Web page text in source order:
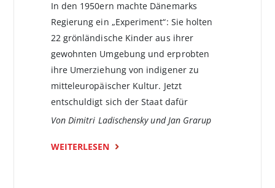
In den 1950ern machte Dänemarks
Regierung ein „Experiment“: Sie holten
22 grönländische Kinder aus ihrer
gewohnten Umgebung und erprobten
ihre Umerziehung von indigener zu
mitteleuropäi­scher Kultur. Jetzt
entschuldigt sich der Staat dafür
Von Dimitri Ladischensky und Jan Grarup
WEITERLESEN